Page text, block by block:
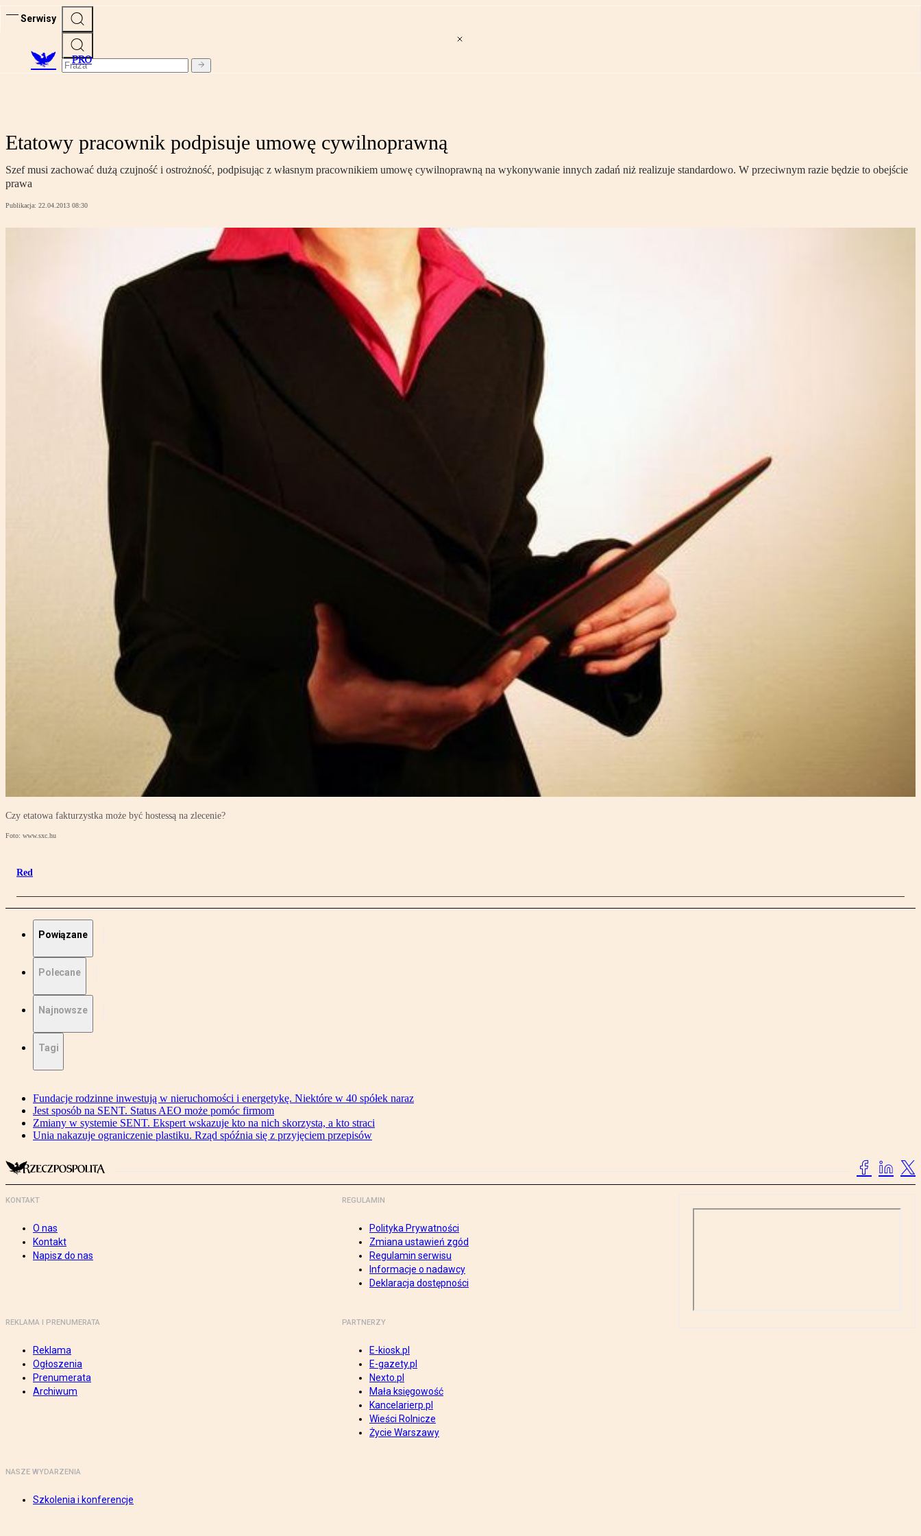
Serwisy
PRO
Etatowy pracownik podpisuje umowę cywilnoprawną
Szef musi zachować dużą czujność i ostrożność, podpisując z własnym pracownikiem umowę cywilnoprawną na wykonywanie innych zadań niż realizuje standardowo. W przeciwnym razie będzie to obejście
prawa
Publikacja: 22.04.2013 08:30
Czy etatowa fakturzystka może być hostessą na zlecenie?
Foto: www.sxc.hu
Red
Powiązane
Polecane
Najnowsze
Tagi
Fundacje rodzinne inwestują w nieruchomości i energetykę. Niektóre w 40 spółek naraz
Jest sposób na SENT. Status AEO może pomóc firmom
Zmiany w systemie SENT. Ekspert wskazuje kto na nich skorzysta, a kto straci
Unia nakazuje ograniczenie plastiku. Rząd spóźnia się z przyjęciem przepisów
KONTAKT
O nas
Kontakt
Napisz do nas
REGULAMIN
Polityka Prywatności
Zmiana ustawień zgód
Regulamin serwisu
Informacje o nadawcy
Deklaracja dostępności
REKLAMA I PRENUMERATA
Reklama
Ogłoszenia
Prenumerata
Archiwum
PARTNERZY
E-kiosk.pl
E-gazety.pl
Nexto.pl
Mała księgowość
Kancelarierp.pl
Wieści Rolnicze
Życie Warszawy
NASZE WYDARZENIA
Szkolenia i konferencje